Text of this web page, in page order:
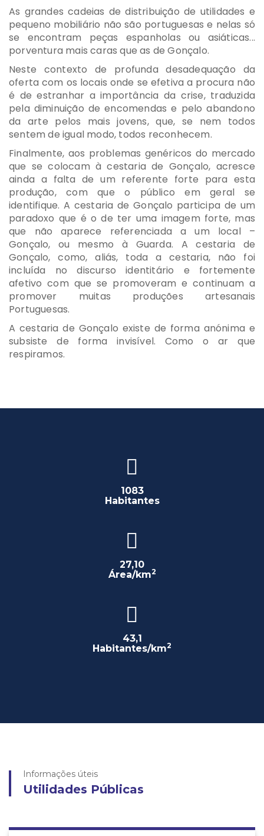
As grandes cadeias de distribuição de utilidades e
pequeno mobiliário não são portuguesas e nelas só
se encontram peças espanholas ou asiáticas...
porventura mais caras que as de Gonçalo.
Neste contexto de profunda desadequação da
oferta com os locais onde se efetiva a procura não
é de estranhar a importância da crise, traduzida
pela diminuição de encomendas e pelo abandono
da arte pelos mais jovens, que, se nem todos
sentem de igual modo, todos reconhecem.
Finalmente, aos problemas genéricos do mercado
que se colocam à cestaria de Gonçalo, acresce
ainda a falta de um referente forte para esta
produção, com que o público em geral se
identifique. A cestaria de Gonçalo participa de um
paradoxo que é o de ter uma imagem forte, mas
que não aparece referenciada a um local –
Gonçalo, ou mesmo à Guarda. A cestaria de
Gonçalo, como, aliás, toda a cestaria, não foi
incluída no discurso identitário e fortemente
afetivo com que se promoveram e continuam a
promover muitas produções artesanais
Portuguesas.
A cestaria de Gonçalo existe de forma anónima e
subsiste de forma invisível. Como o ar que
respiramos.
1083
Habitantes
27,10
Área/km2
43,1
Habitantes/km2
Informações úteis
Utilidades Públicas